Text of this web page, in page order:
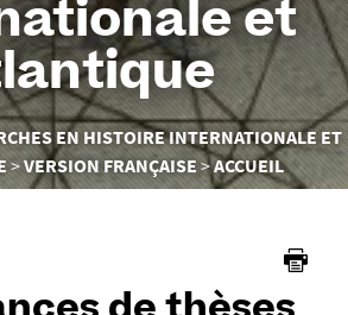
et
EN HISTOIRE INTERNATIONALE ET
VERSION FRANÇAISE ACCUEIL